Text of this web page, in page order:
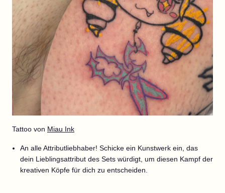
Tattoo von Miau Ink
An alle Attributliebhaber! Schicke ein Kunstwerk ein, das
dein Lieblingsattribut des Sets würdigt, um diesen Kampf der
kreativen Köpfe für dich zu entscheiden.